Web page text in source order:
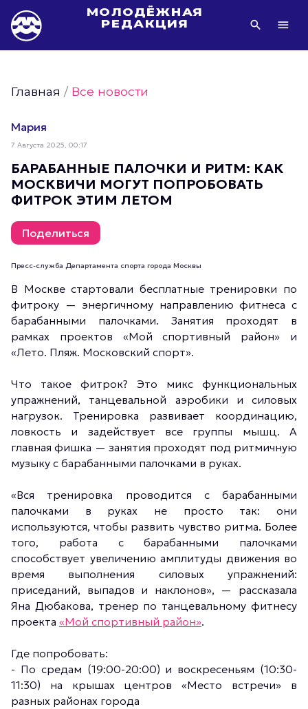
МОЛОДЁЖНАЯ
РЕДАКЦИЯ
Фотогалереи Молодёжи Москвы
Статьи Молодёжи Москвы
Молодёжь Москвы культурная
Молодёжь Москвы спортивная
Молодёжь Москвы в движении
Молодёжь Москвы здоровая
Молодёжь Москвы профессиональная
Молодёжь Москвы туристическая
Все новости
Главная /Все новости
Мария
7 Августа 2025, 00:17
БАРАБАННЫЕ ПАЛОЧКИ И РИТМ: КАК
МОСКВИЧИ МОГУТ ПОПРОБОВАТЬ
ФИТРОК ЭТИМ ЛЕТОМ
Поделиться
Пресс-служба Департамента спорта города Москвы
В Москве стартовали бесплатные тренировки по
фитроку — энергичному направлению фитнеса с
барабанными палочками. Занятия проходят в
рамках проектов «Мой спортивный район» и
«Лето. Пляж. Московский спорт».
Что такое фитрок? Это микс функциональных
упражнений, танцевальной аэробики и силовых
нагрузок. Тренировка развивает координацию,
ловкость и задействует все группы мышц. А
главная фишка — занятия проходят под ритмичную
музыку с барабанными палочками в руках.
«Вся тренировка проводится с барабанными
палочками в руках не просто так: они
используются, чтобы развить чувство ритма. Более
того, работа с барабанными палочками
способствует увеличению амплитуды движения во
время выполнения силовых упражнений:
приседаний, выпадов и наклонов», — рассказала
Яна Дюбакова, тренер по танцевальному фитнесу
проекта «Мой спортивный район».
Где попробовать:
- По средам (19:00-20:00) и воскресеньям (10:30-
11:30) на крышах центров «Место встречи» в
разных районах города